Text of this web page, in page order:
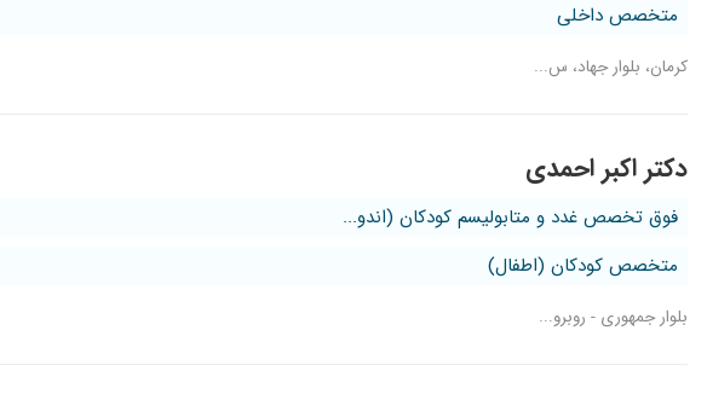
متخصص داخلی
کرمان، بلوار جهاد، س...
دکتر اکبر احمدی
فوق تخصص غدد و متابولیسم کودکان (اندو...
متخصص کودکان (اطفال)
بلوار جمهوری - روبرو...